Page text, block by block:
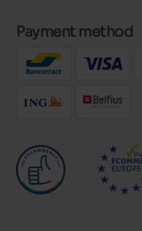
Payment method